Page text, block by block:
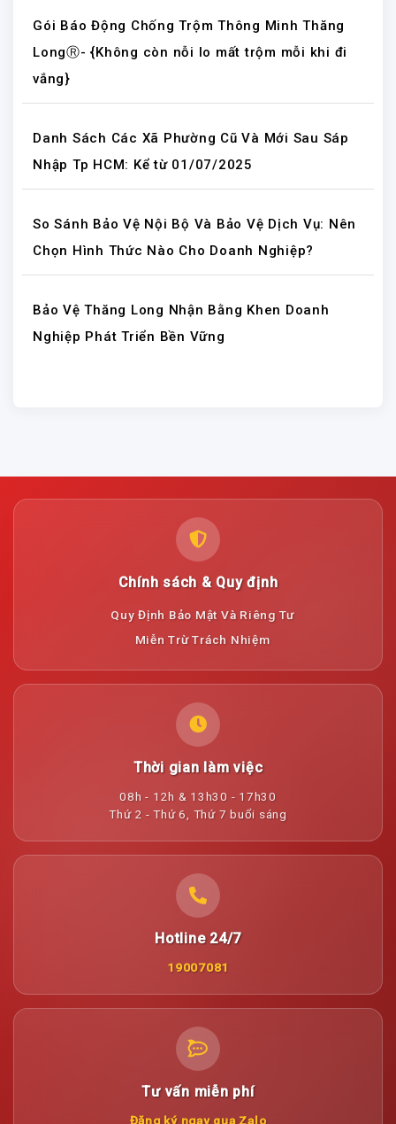
Gói Báo Động Chống Trộm Thông Minh Thăng
LongⓇ- {Không còn nỗi lo mất trộm mỗi khi đi
vắng}
Danh Sách Các Xã Phường Cũ Và Mới Sau Sáp
Nhập Tp HCM: Kể từ 01/07/2025
So Sánh Bảo Vệ Nội Bộ Và Bảo Vệ Dịch Vụ: Nên
Chọn Hình Thức Nào Cho Doanh Nghiệp?
Bảo Vệ Thăng Long Nhận Bằng Khen Doanh
Nghiệp Phát Triển Bền Vững
Chính sách & Quy định
Quy Định Bảo Mật Và Riêng Tư
Miễn Trừ Trách Nhiệm
Thời gian làm việc
08h - 12h & 13h30 - 17h30
Thứ 2 - Thứ 6, Thứ 7 buổi sáng
Hotline 24/7
19007081
Tư vấn miễn phí
Đăng ký ngay qua Zalo